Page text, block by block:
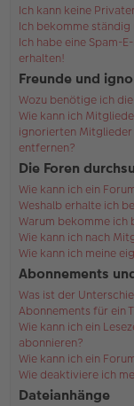
Ich kann keine
Ich bekomme
Ich habe eine Spam-
erhalten!
Freunde und
Wozu benötige ich
Wie kann ich
ignorierten Mitglieder
entfernen?
Die Foren
Wie kann ich ein
Weshalb erhalte ich
Warum bekomme ich
Wie kann ich nach
Wie kann ich meine
Abonnements
Was ist der
Abonnements für ein
Wie kann ich ein
abonnieren?
Wie kann ich ein
Wie deaktiviere ich
Dateianhänge